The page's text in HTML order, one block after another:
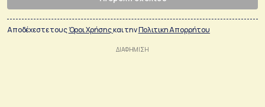
Αποδέχεστε τουςΌροι Χρήσηςκαι τηνΠολιτικη Απορρήτου